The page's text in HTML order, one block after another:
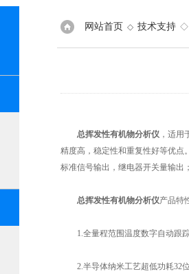
网站首页 ◇ 技术支持 ◇
总挥发性有机物分析仪 ，适
精度高，稳定性和重复性好等优点
标准信号输出，继电器开关量输出
总挥发性有机物分析仪产品特
1.全量程范围温度数字自动跟踪
2.半导体纳米工艺超低功耗32位